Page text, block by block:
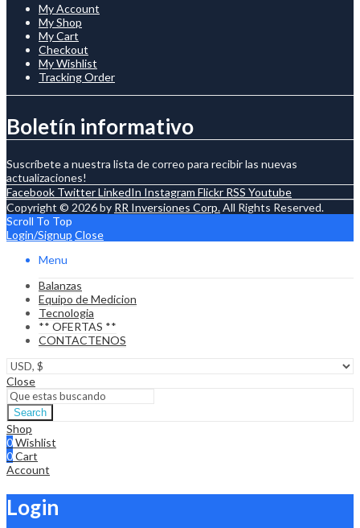
My Account
My Shop
My Cart
Checkout
My Wishlist
Tracking Order
Boletín informativo
Suscríbete a nuestra lista de correo para recibir las nuevas
actualizaciones!
Facebook TwitterLinkedIn Instagram Flickr RSS Youtube
Copyright © 2026 by RR Inversiones Corp.All Rights Reserved.
Scroll To Top
Login/Signup Close
Menu
Balanzas
Equipo de Medicion
Tecnologia
** OFERTAS **
CONTACTENOS
Close
Search
Shop
0Wishlist
0Cart
Account
Login